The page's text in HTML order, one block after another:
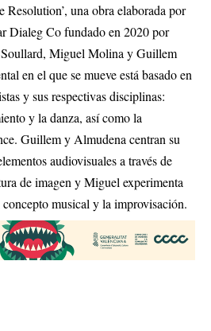
una obra elaborada por
Dialeg Co fundado en 2020 por
Miguel Molina y Guillem
en el que se mueve está basado en
y sus respectivas disciplinas:
y la danza, así como la
Guillem y Almudena centran su
audiovisuales a través de
de imagen y Miguel experimenta
musical y la improvisación.